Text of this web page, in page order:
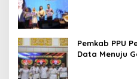
Pemkab PPU
Data Menuju